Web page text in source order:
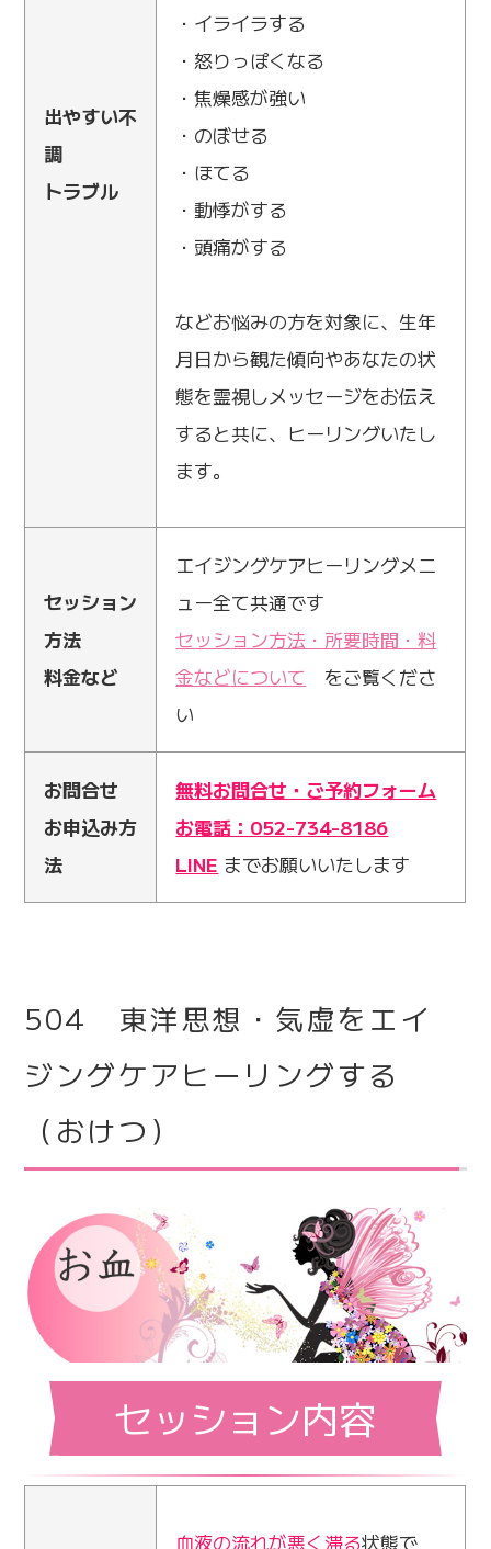
出やすい不
調
トラブル
・イライラする
・怒りっぽくなる
・焦燥感が強い
・のぼせる
・ほてる
・動悸がする
・頭痛がする
などお悩みの方を対象に、生年
月日から観た傾向やあなたの状
態を霊視しメッセージをお伝え
すると共に、ヒーリングいたし
ます。
セッション
方法
料金など
エイジングケアヒーリングメニ
ュー全て共通です
セッション方法・所要時間・料
金などについて をご覧くださ
い
お問合せ
お申込み方
法
無料お問合せ・ご予約フォーム
お電話：052-734-8186
LINE までお願いいたします
504 東洋思想・気虚をエイ
ジングケアヒーリングする
（おけつ）
セッション内容
血液の流れが悪く滞る状態で